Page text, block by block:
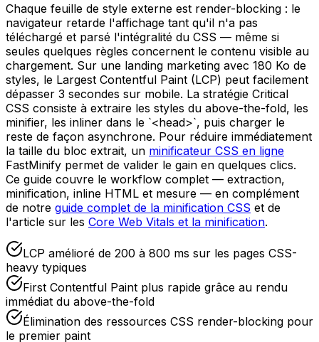
Chaque feuille de style externe est render-blocking : le
navigateur retarde l'affichage tant qu'il n'a pas
téléchargé et parsé l'intégralité du CSS — même si
seules quelques règles concernent le contenu visible au
chargement. Sur une landing marketing avec 180 Ko de
styles, le Largest Contentful Paint (LCP) peut facilement
dépasser 3 secondes sur mobile. La stratégie Critical
CSS consiste à extraire les styles du above-the-fold, les
minifier, les inliner dans le `<head>`, puis charger le
reste de façon asynchrone. Pour réduire immédiatement
la taille du bloc extrait, un minificateur CSS en ligne
FastMinify permet de valider le gain en quelques clics.
Ce guide couvre le workflow complet — extraction,
minification, inline HTML et mesure — en complément
de notre guide complet de la minification CSS et de
l'article sur les Core Web Vitals et la minification.
LCP amélioré de 200 à 800 ms sur les pages CSS-
heavy typiques
First Contentful Paint plus rapide grâce au rendu
immédiat du above-the-fold
Élimination des ressources CSS render-blocking pour
le premier paint